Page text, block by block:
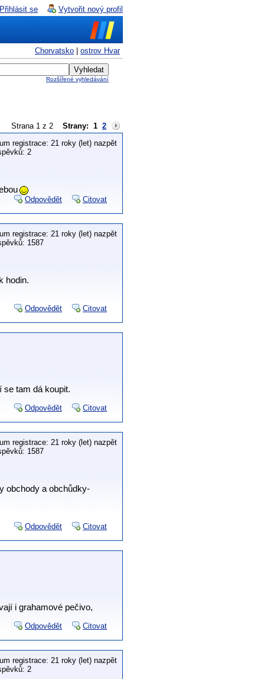
Přihlásit se Vytvořit nový profil
Chorvatsko ostrov Hvar
Rozšířené vyhledávání
Strana 1 z 2 Strany: 1 2
registrace: 21 roky (let) nazpět
2
Odpovědět Citovat
registrace: 21 roky (let) nazpět
1587
hodin.
Odpovědět Citovat
se tam dá koupit.
Odpovědět Citovat
registrace: 21 roky (let) nazpět
1587
obchody a obchůdky-
Odpovědět Citovat
i grahamové pečivo,
Odpovědět Citovat
registrace: 21 roky (let) nazpět
2